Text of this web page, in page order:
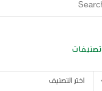
تصنيفات
اختر التصنيف